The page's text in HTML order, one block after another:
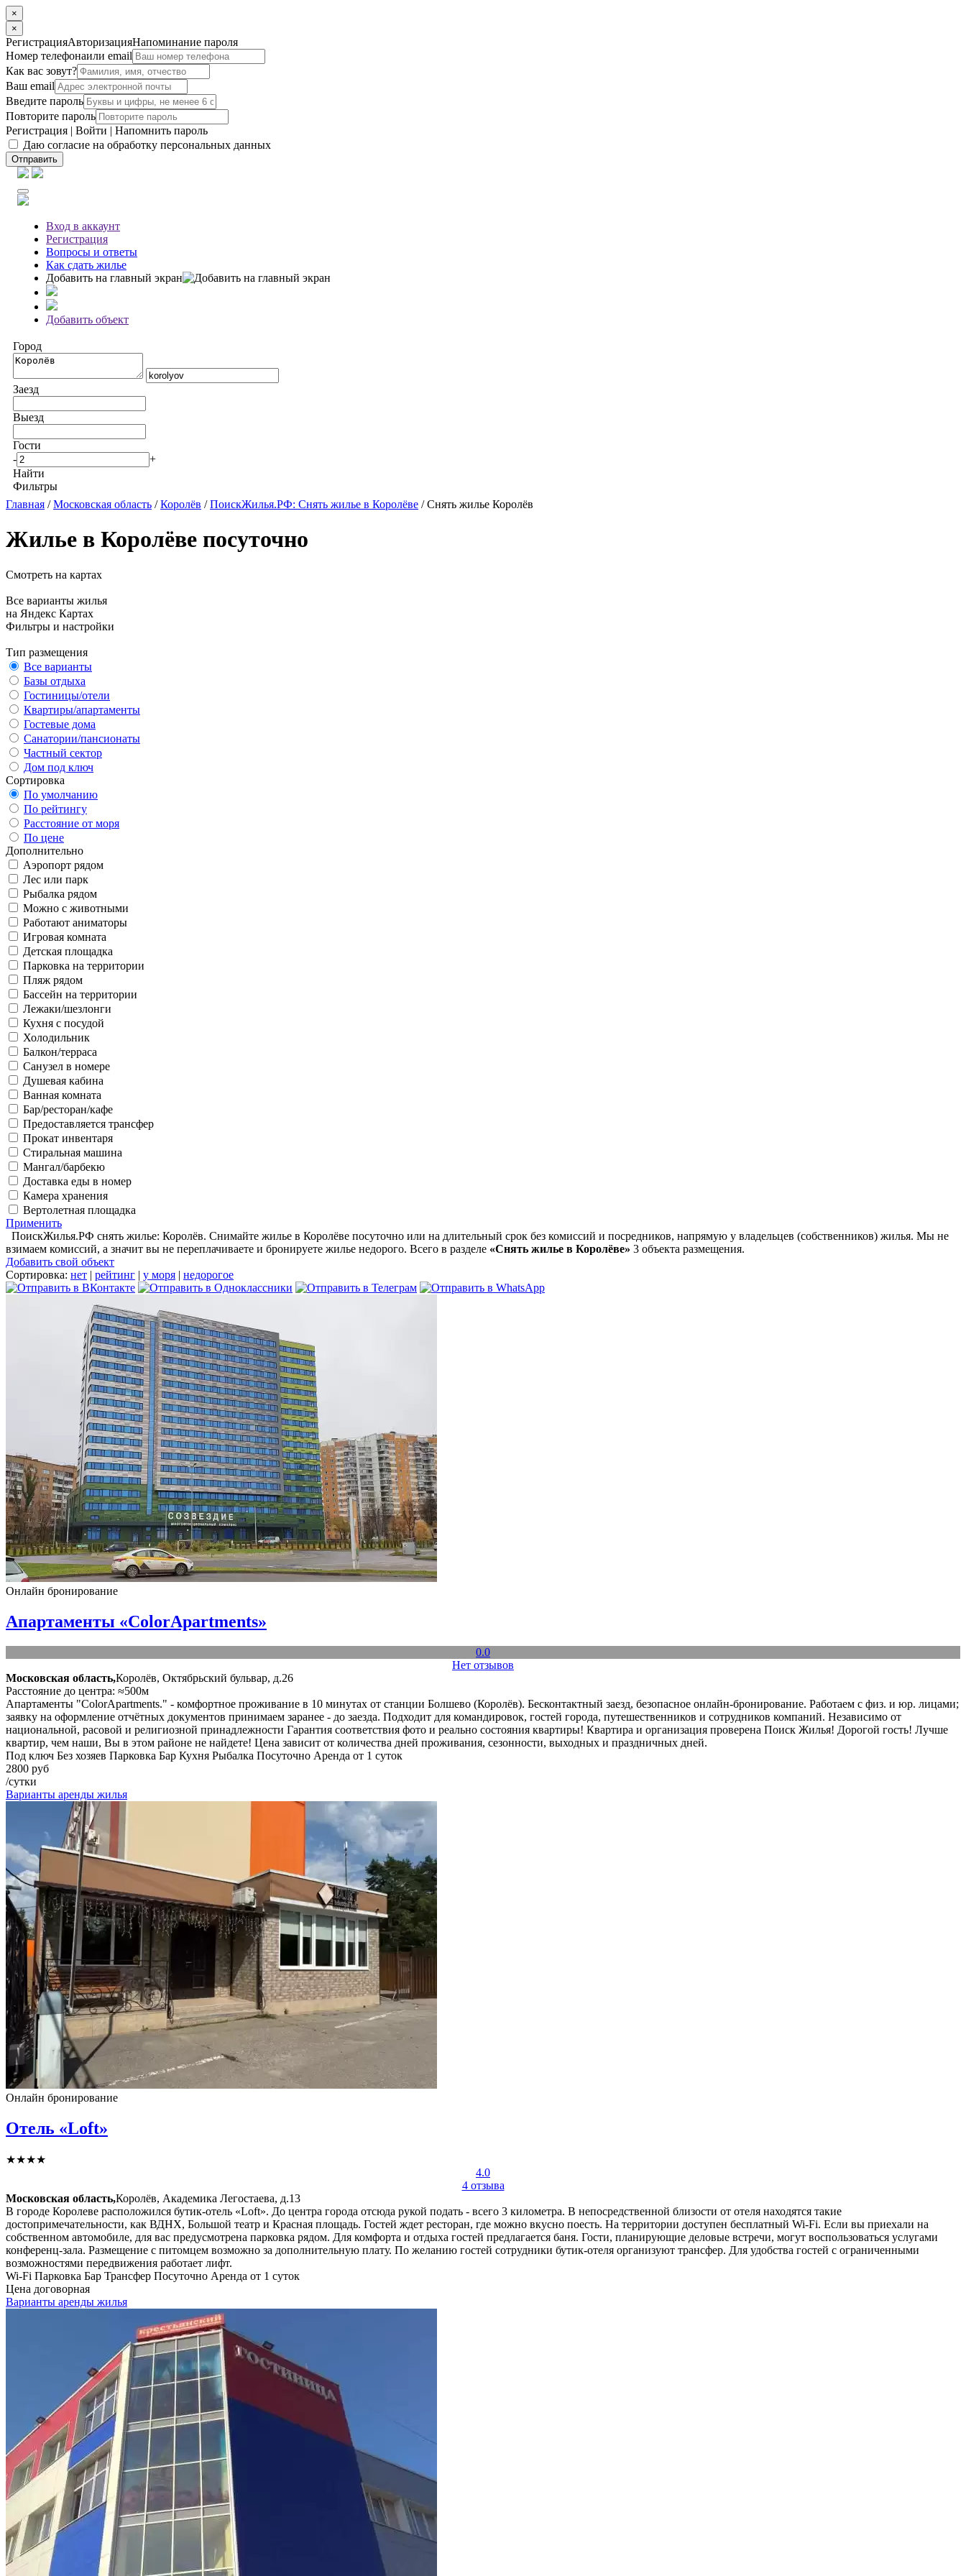
×
×
РегистрацияАвторизацияНапоминание пароля
Номер телефонаили email
Как вас зовут?
Ваш email
Введите пароль
Повторите пароль
Регистрация | Войти | Напомнить пароль
Даю согласие на обработку персональных данных
Отправить
Вход в аккаунт
Регистрация
Вопросы и ответы
Как сдать жилье
Добавить на главный экран
Добавить объект
Город
Заезд
Выезд
Гости
-
+
Найти
Фильтры
Главная /Московская область /Королёв /ПоискЖилья.РФ: Снять жилье в Королёве / Снять жилье Королёв
Жилье в Королёве посуточно
Смотреть на картах
Все варианты жилья
на Яндекс Картах
Фильтры и настройки
Тип размещения
Все варианты
Базы отдыха
Гостиницы/отели
Квартиры/апартаменты
Гостевые дома
Санатории/пансионаты
Частный сектор
Дом под ключ
Сортировка
По умолчанию
По рейтингу
Расстояние от моря
По цене
Дополнительно
Аэропорт рядом
Лес или парк
Рыбалка рядом
Можно с животными
Работают аниматоры
Игровая комната
Детская площадка
Парковка на территории
Пляж рядом
Бассейн на территории
Лежаки/шезлонги
Кухня с посудой
Холодильник
Балкон/терраса
Санузел в номере
Душевая кабина
Ванная комната
Бар/ресторан/кафе
Предоставляется трансфер
Прокат инвентаря
Стиральная машина
Мангал/барбекю
Доставка еды в номер
Камера хранения
Вертолетная площадка
Применить
ПоискЖилья.РФ снять жилье: Королёв. Снимайте жилье в Королёве посуточно или на длительный срок без комиссий и посредников, напрямую у владельцев (собственников) жилья. Мы не
взимаем комиссий, а значит вы не переплачиваете и бронируете жилье недорого. Всего в разделе «Снять жилье в Королёве» 3 объекта размещения.
Добавить свой объект
Сортировка: нет | рейтинг | у моря | недорогое
Онлайн бронирование
Апартаменты «ColorApartments»
0.0
Нет отзывов
Московская область,Королёв, Октябрьский бульвар, д.26
Расстояние до центра: ≈500м
Апартаменты "ColorApartments." - комфортное проживание в 10 минутах от станции Болшево (Королёв). Бесконтактный заезд, безопасное онлайн-бронирование. Работаем с физ. и юр. лицами;
заявку на оформление отчётных документов принимаем заранее - до заезда. Подходит для командировок, гостей города, путешественников и сотрудников компаний. Независимо от
национальной, расовой и религиозной принадлежности Гарантия соответствия фото и реально состояния квартиры! Квартира и организация проверена Поиск Жилья! Дорогой гость! Лучше
квартир, чем наши, Вы в этом районе не найдете! Цена зависит от количества дней проживания, сезонности, выходных и праздничных дней.
Под ключ Без хозяев Парковка Бар Кухня Рыбалка Посуточно Аренда от 1 суток
2800 руб
/сутки
Варианты аренды жилья
Онлайн бронирование
Отель «Loft»
★★★★
4.0
4 отзыва
Московская область,Королёв, Академика Легостаева, д.13
В городе Королеве расположился бутик-отель «Loft». До центра города отсюда рукой подать - всего 3 километра. В непосредственной близости от отеля находятся такие
достопримечательности, как ВДНХ, Большой театр и Красная площадь. Гостей ждет ресторан, где можно вкусно поесть. На территории доступен бесплатный Wi-Fi. Если вы приехали на
собственном автомобиле, для вас предусмотрена парковка рядом. Для комфорта и отдыха гостей предлагается баня. Гости, планирующие деловые встречи, могут воспользоваться услугами
конференц-зала. Размещение с питомцем возможно за дополнительную плату. По желанию гостей сотрудники бутик-отеля организуют трансфер. Для удобства гостей с ограниченными
возможностями передвижения работает лифт.
Wi-Fi Парковка Бар Трансфер Посуточно Аренда от 1 суток
Цена договорная
Варианты аренды жилья